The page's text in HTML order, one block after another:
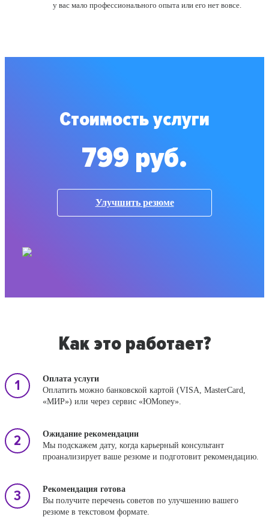
у вас мало профессионального опыта или его нет вовсе.
Стоимость услуги
799 руб.
Улучшить резюме
Как это работает?
Оплата услуги
Оплатить можно банковской картой (VISA, MasterCard,
«МИР») или через сервис «ЮMoney».
Ожидание рекомендации
Мы подскажем дату, когда карьерный консультант
проанализирует ваше резюме и подготовит рекомендацию.
Рекомендация готова
Вы получите перечень советов по улучшению вашего
резюме в текстовом формате.